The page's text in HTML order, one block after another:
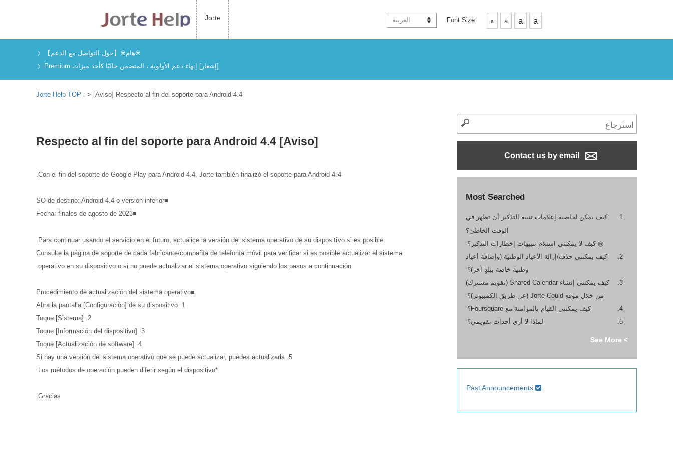
Jorte العربية Font Size a a a a
※هام※【حول التواصل مع الدعم】
[إشعار] إنهاء دعم الأولوية ، المتضمن حاليًا كأحد ميزات Premium
Jorte Help TOP : > [Aviso] Respecto al fin del soporte para Android 4.4
[Aviso] Respecto al fin del soporte para Android 4.4
Con el fin del soporte de Google Play para Android 4.4, Jorte también finalizó el soporte para Android 4.4.
■SO de destino: Android 4.4 o versión inferior
■Fecha: finales de agosto de 2023
Para continuar usando el servicio en el futuro, actualice la versión del sistema operativo de su dispositivo si es posible.
Consulte la página de soporte de cada fabricante/compañía de telefonía móvil para verificar si es posible actualizar el sistema
operativo en su dispositivo o si no puede actualizar el sistema operativo siguiendo los pasos a continuación.
■Procedimiento de actualización del sistema operativo
1. Abra la pantalla [Configuración] de su dispositivo
2. Toque [Sistema]
3. Toque [Información del dispositivo]
4. Toque [Actualización de software]
5. Si hay una versión del sistema operativo que se puede actualizar, puedes actualizarla
*Los métodos de operación pueden diferir según el dispositivo.
Gracias.
Most Searched
كيف يمكن لخاصية إعلامات تنبيه التذكير أن تظهر في
الوقت الخاطئ؟
◎ كيف لا يمكنني استلام تنبيهات إخطارات التذكير؟
كيف يمكنني حذف/إزالة الأعياد الوطنية (وإضافة أعياد
وطنية خاصة ببلدٍ آخر)؟
كيف يمكنني إنشاء Shared Calendar (تقويم مشترك)
من خلال موقع Jorte Could (عن طريق الكمبيوتر)؟
كيف يمكنني القيام بالمزامنة مع Foursquare؟
لماذا لا أرى أحداث تقويمي؟
> See More